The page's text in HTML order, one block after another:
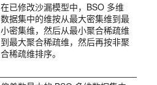
在已修改沙漏模型中，BSO 多维
数据集中的维按从最大密集维到最
小密集维，然后从最小聚合稀疏维
到最大聚合稀疏维，然后再按非聚
合稀疏维排序。